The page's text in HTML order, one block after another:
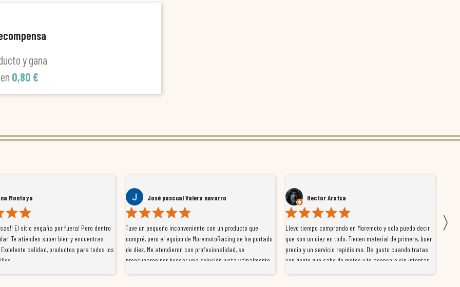
y gana
0,80 €
Montoya
El sitio engaña por fuera! Pero dentro
Te atienden super bien y encuentras
calidad, productos para todos los
José pascual Valera navarro
Tuve un pequeño inconveniente con un producto que
compré, pero el equipo de MoremotoRacing se ha portado
de diez. Me atendieron con profesionalidad, se
preocuparon por buscar una solución justa y finalmente
Hector Arotxa
Llevo tiempo comprando en Moremoto y solo puedo decir
que son un diez en todo. Tienen material de primera, buen
precio y un servicio rapidísimo. Da gusto cuando tratas
con gente que sabe de motos y te aconseja sin intentar
〉